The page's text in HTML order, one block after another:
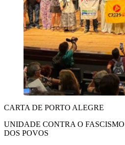
CARTA DE PORTO ALEGRE
UNIDADE CONTRA O
DOS POVOS